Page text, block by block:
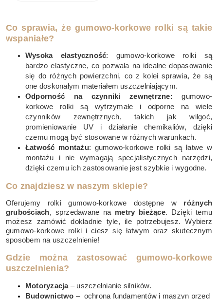
KOSZYKA
Co sprawia, że gumowo-korkowe rolki są takie
wspaniałe?
Wysoka elastyczność: gumowo-korkowe rolki są
bardzo elastyczne, co pozwala na idealne dopasowanie
się do różnych powierzchni, co z kolei sprawia, że są
one doskonałym materiałem uszczelniającym.
Odporność na czynniki zewnętrzne:gumowo-
korkowe rolki są wytrzymałe i odporne na wiele
czynników zewnętrznych, takich jak wilgoć,
promieniowanie UV i działanie chemikaliów, dzięki
czemu mogą być stosowane w różnych warunkach.
Łatwość montażu: gumowo-korkowe rolki są łatwe w
montażu i nie wymagają specjalistycznych narzędzi,
dzięki czemu ich zastosowanie jest szybkie i wygodne.
Co znajdziesz w naszym sklepie?
Oferujemy rolki gumowo-korkowe dostępne w różnych
grubościach, sprzedawane nametry bieżące. Dzięki temu
możesz zamówić dokładnie tyle, ile potrzebujesz. Wybierz
gumowo-korkowe rolki i ciesz się łatwym oraz skutecznym
sposobem na uszczelnienie!
Gdzie można zastosować gumowo-korkowe
uszczelnienia?
Motoryzacja– uszczelnianie silników.
Budownictwo – ochrona fundamentów i maszyn przed